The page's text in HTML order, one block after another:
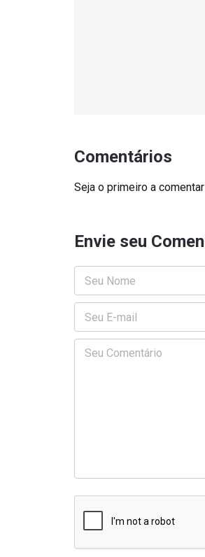
Comentários
Seja o primeiro a comentar
Envie seu